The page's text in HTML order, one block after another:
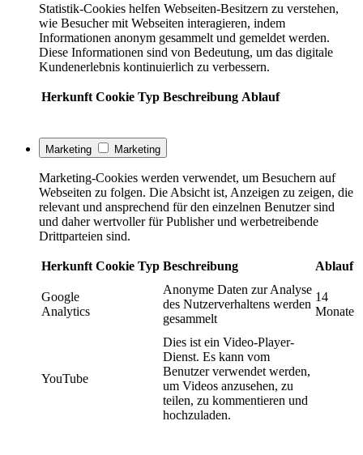
Statistik-Cookies helfen Webseiten-Besitzern zu verstehen,
wie Besucher mit Webseiten interagieren, indem
Informationen anonym gesammelt und gemeldet werden.
Diese Informationen sind von Bedeutung, um das digitale
Kundenerlebnis kontinuierlich zu verbessern.
Herkunft Cookie Typ Beschreibung Ablauf
Marketing Marketing
Marketing-Cookies werden verwendet, um Besuchern auf
Webseiten zu folgen. Die Absicht ist, Anzeigen zu zeigen, die
relevant und ansprechend für den einzelnen Benutzer sind
und daher wertvoller für Publisher und werbetreibende
Drittparteien sind.
Herkunft Cookie Typ Beschreibung Ablauf
Google
Analytics
Anonyme Daten zur Analyse
des Nutzerverhaltens werden
gesammelt
14
Monate
YouTube
Dies ist ein Video-Player-
Dienst. Es kann vom
Benutzer verwendet werden,
um Videos anzusehen, zu
teilen, zu kommentieren und
hochzuladen.